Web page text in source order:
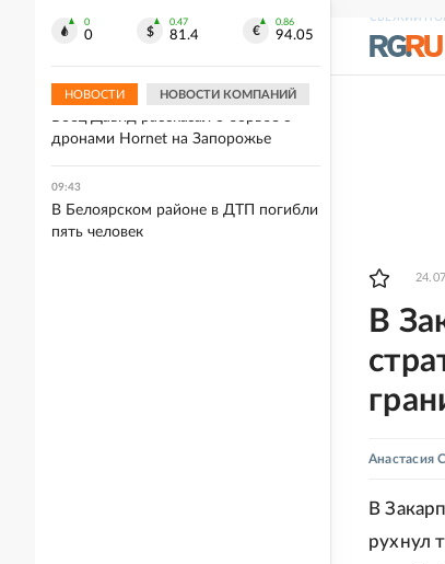
СВЕЖИЙ
В
Анастасия
В
рухнул
0
0
0.47
81.4
0.86
94.05
НОВОСТИ НОВОСТИ КОМПАНИЙ
перевозки грузов металлургического
09:44
Боец Давид рассказал о борьбе с
дронами Hornet на Запорожье
09:43
В Белоярском районе в ДТП погибли
пять человек